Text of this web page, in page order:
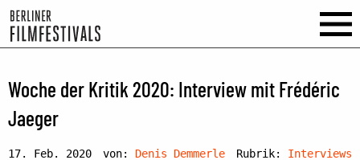
Woche der Kritik 2020: Interview mit Frédéric
Jaeger
17. Feb. 2020 von: Denis Demmerle Rubrik: Interviews